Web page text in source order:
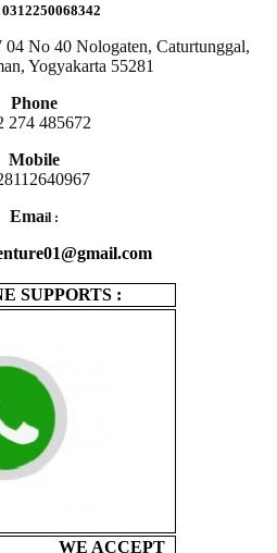
No 40 Nologaten, Caturtunggal,
Yogyakarta 55281
Phone
274 485672
Mobile
Email :
SUPPORTS :